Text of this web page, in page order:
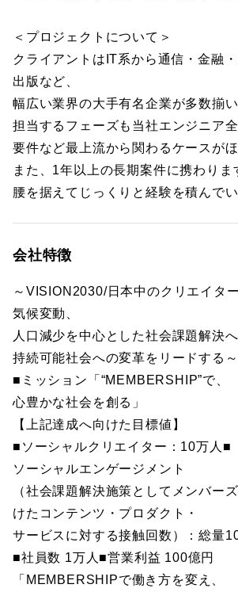
＜プロジェクトについて＞
クライアントはIT系から通信・金融・
出版など、
幅広い業界の大手有名企業が多数揃い
担当するフェーズも当社エンジニア全
要件など最上流から関わるケースがほ
また、1年以上の長期案件に携わりま
腰を据えてじっくりと経験を積んでい
会社特徴
～VISION2030/日本中のクリエイター
気候変動、
人口減少を中心とした社会課題解決へ
持続可能社会への変革をリードする～
■ミッション「“MEMBERSHIP”で、
心豊かな社会を創る」
【上記達成へ向けた目標値】
■ソーシャルクリエイター：10万人■
ソーシャルエンゲージメント
（社会課題解決施策としてメンバー
けたコンテンツ・プロダクト・
サービスに対する接触回数）：総量
■社員数 1万人■営業利益 100億円
「MEMBERSHIPで働き方を変え、